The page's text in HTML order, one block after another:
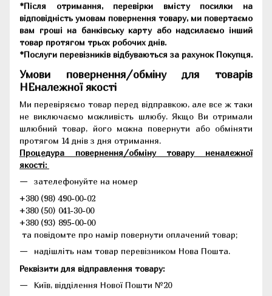
*Після отримання, перевірки вмісту посилки на
відповідність умовам повернення товару, ми повертаємо
вам гроші на банківську карту або надсилаємо інший
товар протягом трьох робочих днів.
*Послуги перевізників відбуваються за рахунок Покупця.
Умови повернення/обміну для товарів
НЕналежної якості
Ми перевіряємо товар перед відправкою, але все ж таки
не виключаємо можливість шлюбу. Якщо Ви отримали
шлюбний товар, його можна повернути або обміняти
протягом 14 днів з дня отримання.
Процедура повернення/обміну товару неналежної
якості:
зателефонуйте на номер
+380 (98) 490-00-02
+380 (50) 041-30-00
+380 (93) 895-00-00
та повідомте про намір повернути оплачений товар;
надішліть нам товар перевізником Нова Пошта.
Реквізити для відправлення товару:
Київ, відділення Нової Пошти №20